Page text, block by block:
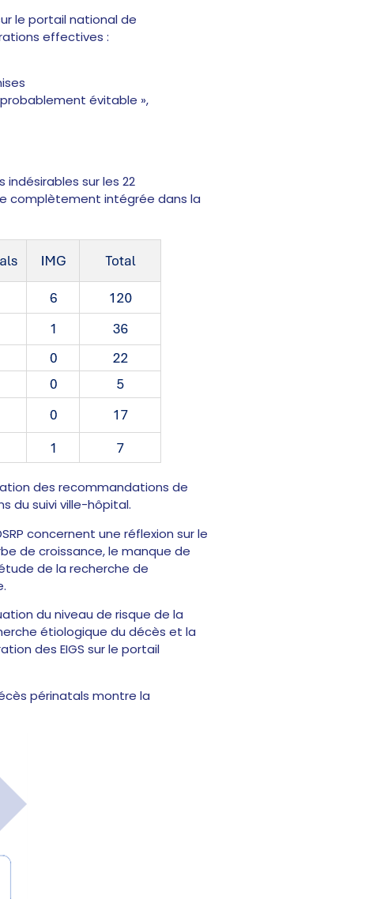
le portail national de
effectives :
évitable »,
sur les 22
complètement intégrée dans la
des recommandations de
du suivi ville-hôpital.
concernent une réflexion sur le
de croissance, le manque de
de la recherche de
du niveau de risque de la
étiologique du décès et la
des EIGS sur le portail
périnatals montre la